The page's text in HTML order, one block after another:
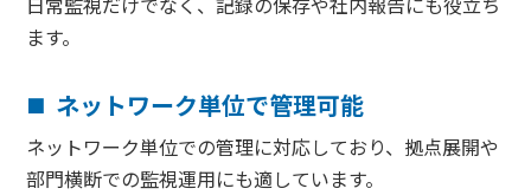
ます。
ネットワーク単位で管理可能
ネットワーク単位での管理に対応しており、拠点展開や
部門横断での監視運用にも適しています。